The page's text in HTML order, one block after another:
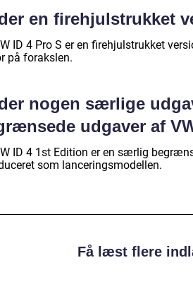
en firehjulstrukket
ID 4 Pro S er en firehjulstrukket
på forakslen.
nogen særlige
udgaver af
ID 4 1st Edition er en særlig
som lanceringsmodellen.
Få læst flere